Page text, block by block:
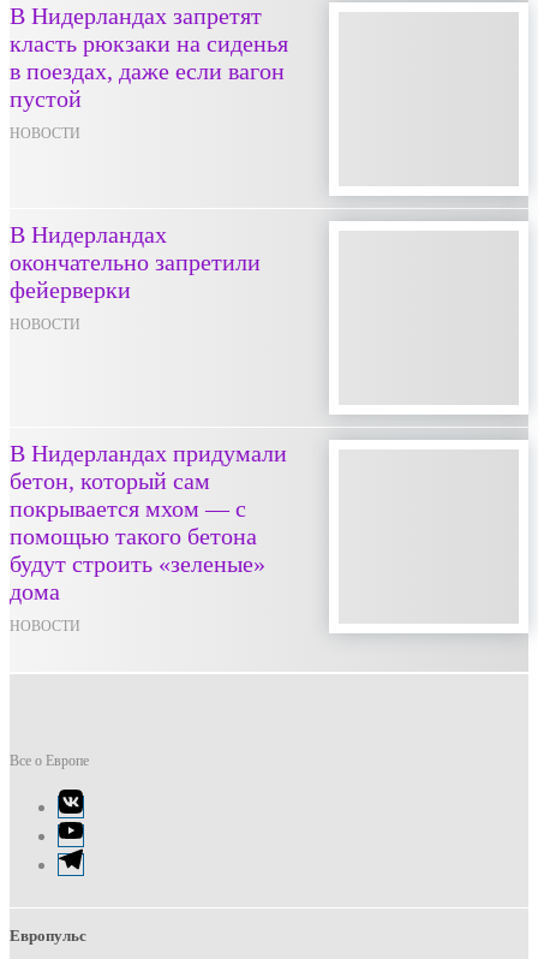
В Нидерландах запретят
класть рюкзаки на сиденья
в поездах, даже если вагон
пустой
НОВОСТИ
В Нидерландах
окончательно запретили
фейерверки
НОВОСТИ
В Нидерландах придумали
бетон, который сам
покрывается мхом — с
помощью такого бетона
будут строить «зеленые»
дома
НОВОСТИ
Все о Европе
Элемент
меню
Элемент
меню
Элемент
меню
Европульс